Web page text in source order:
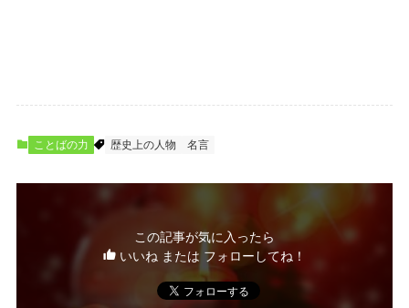
ことばの力 歴史上の人物 名言
この記事が気に入ったら
いいね または フォローしてね！